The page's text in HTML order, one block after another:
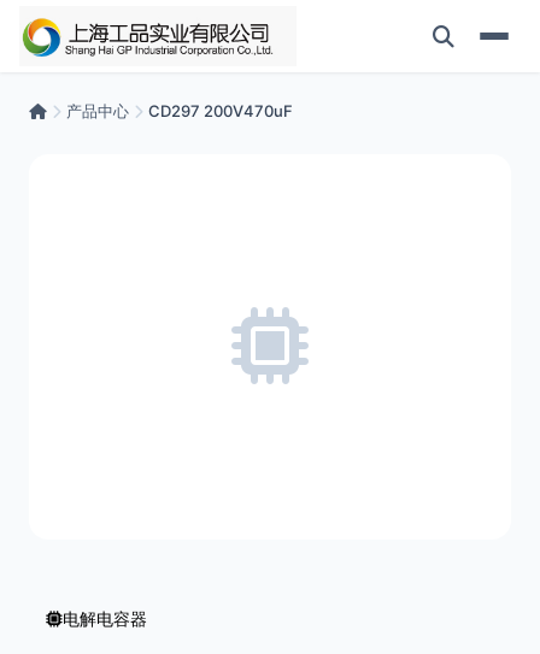
产品中心 CD297 200V470uF
电解电容器